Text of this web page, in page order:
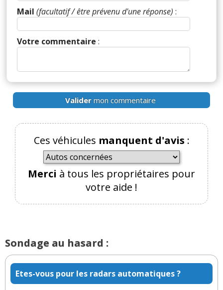
Mail (facultatif / être prévenu d'une réponse) :
Votre commentaire :
Validermon commentaire
Ces véhicules manquent d'avis :
Merci à tous les propriétaires pour
votre aide !
Sondage au hasard :
Etes-vous pour les radars automatiques ?